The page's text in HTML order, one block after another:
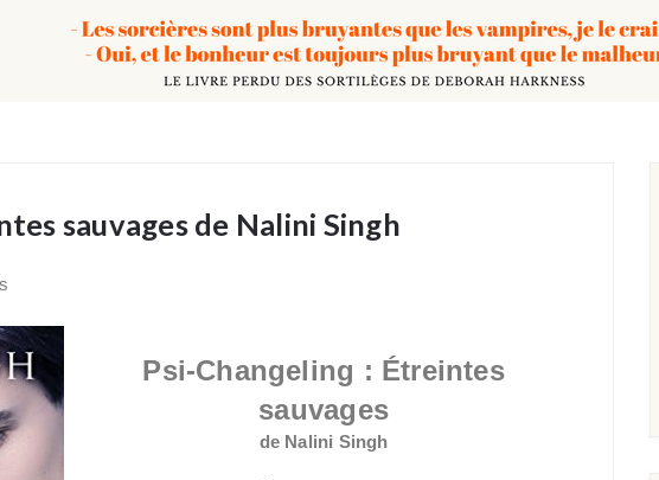
sauvages de Nalini Singh
Psi-Changeling : Étreintes
sauvages
de Nalini Singh